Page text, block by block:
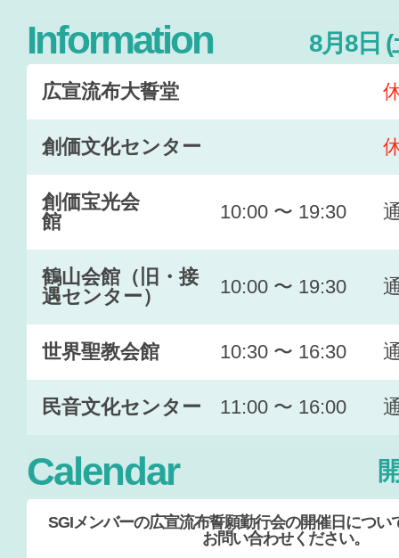
Information 8月8日
広宣流布大誓堂
創価文化センター
創価宝光会
館
10:00 〜 19:30
鶴山会館（旧・接
遇センター）
10:00 〜 19:30
世界聖教会館 10:30 〜 16:30
民音文化センター 11:00 〜 16:00
Calendar
SGIメンバーの広宣流布誓願勤行会の開催日につい
お問い合わせください。